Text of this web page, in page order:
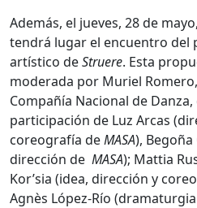
Además, el jueves, 28 de
tendrá lugar el encuentro del
artístico deStruere. Esta
moderada por Muriel
Compañía Nacional de
participación de Luz Arcas
coreografía deMASA),
dirección de MASA); Mattia
Kor’sia (idea, dirección y
Agnès López-Río